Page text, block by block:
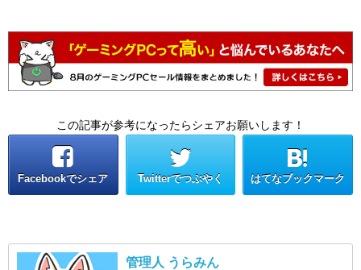
この記事が参考になったらシェアお願いします！
Facebookでシェア Twitterでつぶやく はてなブックマーク
管理人 うらみん